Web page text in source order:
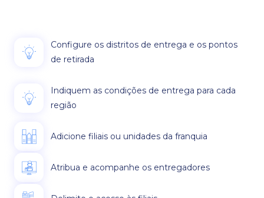
Configure os distritos de entrega e os pontos
de retirada
Indiquem as condições de entrega para cada
região
Adicione filiais ou unidades da franquia
Atribua e acompanhe os entregadores